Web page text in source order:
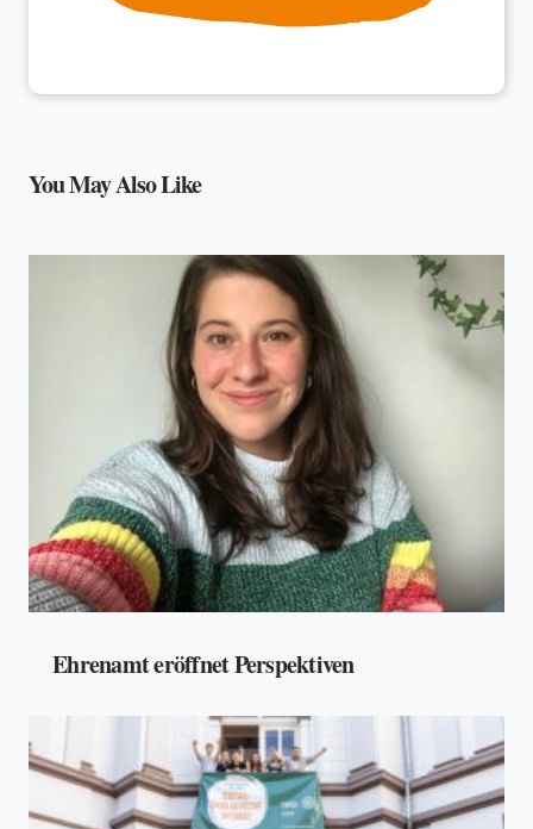
You May Also Like
Ehrenamt eröffnet Perspektiven